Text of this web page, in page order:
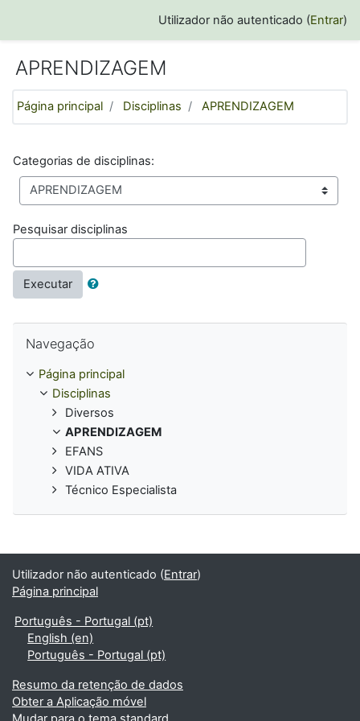
Utilizador não autenticado (Entrar)
APRENDIZAGEM
Página principal Disciplinas APRENDIZAGEM
Categorias de disciplinas:
Pesquisar disciplinas
Executar
Navegação
Página principal
Disciplinas
Diversos
APRENDIZAGEM
EFANS
VIDA ATIVA
Técnico Especialista
Utilizador não autenticado (Entrar)
Página principal
Português - Portugal ‎(pt)‎
English ‎(en)‎
Português - Portugal ‎(pt)‎
Resumo da retenção de dados
Obter a Aplicação móvel